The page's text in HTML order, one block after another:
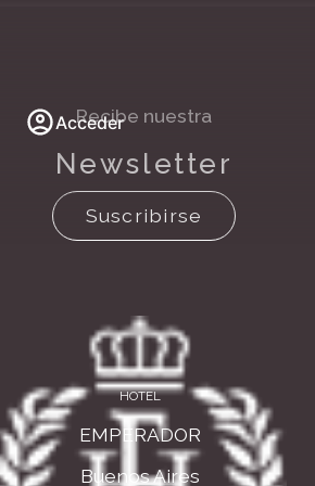
Acceder
Recibe nuestra
Newsletter
Suscribirse
HOTEL
EMPERADOR
Buenos Aires